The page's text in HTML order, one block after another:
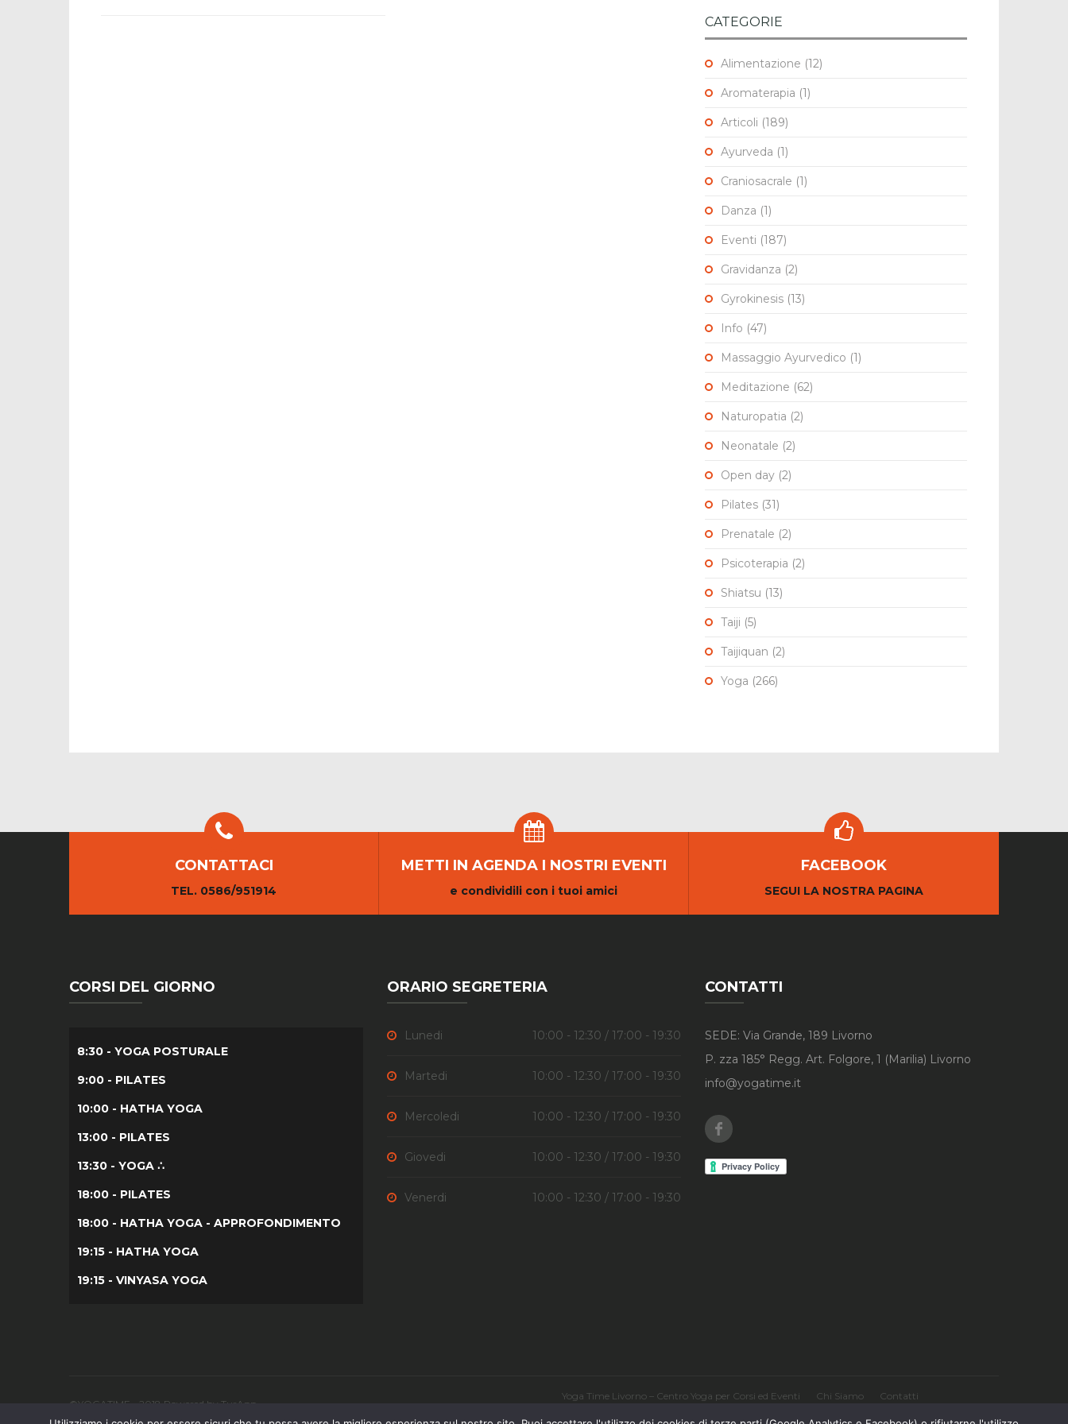
CATEGORIE
Alimentazione (12)
Aromaterapia (1)
Articoli (189)
Ayurveda (1)
Craniosacrale (1)
Danza (1)
Eventi (187)
Gravidanza (2)
Gyrokinesis (13)
Info (47)
Massaggio Ayurvedico (1)
Meditazione (62)
Naturopatia (2)
Neonatale (2)
Open day (2)
Pilates (31)
Prenatale (2)
Psicoterapia (2)
Shiatsu (13)
Taiji (5)
Taijiquan (2)
Yoga (266)
CONTATTACI
TEL. 0586/951914
METTI IN AGENDA I NOSTRI EVENTI
e condividili con i tuoi amici
FACEBOOK
SEGUI LA NOSTRA PAGINA
CORSI DEL GIORNO
8:30 - YOGA POSTURALE
9:00 - PILATES
10:00 - HATHA YOGA
13:00 - PILATES
13:30 - YOGA ∴
18:00 - PILATES
18:00 - HATHA YOGA - APPROFONDIMENTO
19:15 - HATHA YOGA
19:15 - VINYASA YOGA
ORARIO SEGRETERIA
Lunedi 10:00 - 12:30 / 17:00 - 19:30
Martedi 10:00 - 12:30 / 17:00 - 19:30
Mercoledi 10:00 - 12:30 / 17:00 - 19:30
Giovedi 10:00 - 12:30 / 17:00 - 19:30
Venerdi 10:00 - 12:30 / 17:00 - 19:30
CONTATTI
SEDE: Via Grande, 189 Livorno
P. zza 185° Regg. Art. Folgore, 1 (Marilia) Livorno
info@yogatime.it
©YOGATIME - 2018 Powered by TurApp
Yoga Time Livorno – Centro Yoga per Corsi ed Eventi Chi Siamo
Contatti